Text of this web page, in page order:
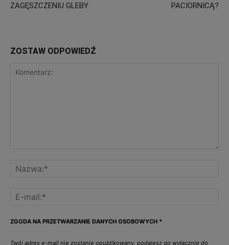
ZAGĘSZCZENIU GLEBY
PACIORNICĄ?
ZOSTAW ODPOWIEDŹ
ZGODA NA PRZETWARZANIE DANYCH OSOBOWYCH *
Twój adres e-mail nie zostanie opublikowany, podajesz go wyłącznie do